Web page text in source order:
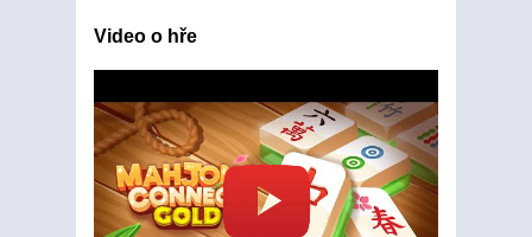
Video o hře